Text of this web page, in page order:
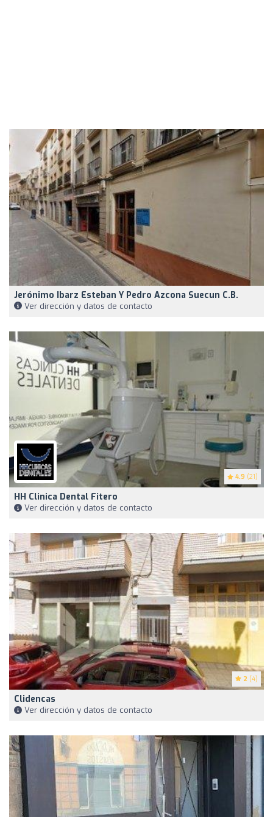
Jerónimo Ibarz Esteban Y Pedro Azcona Suecun C.B.
Ver dirección y datos de contacto
4.9 (21)
HH Clinica Dental Fitero
Ver dirección y datos de contacto
2 (4)
Clidencas
Ver dirección y datos de contacto